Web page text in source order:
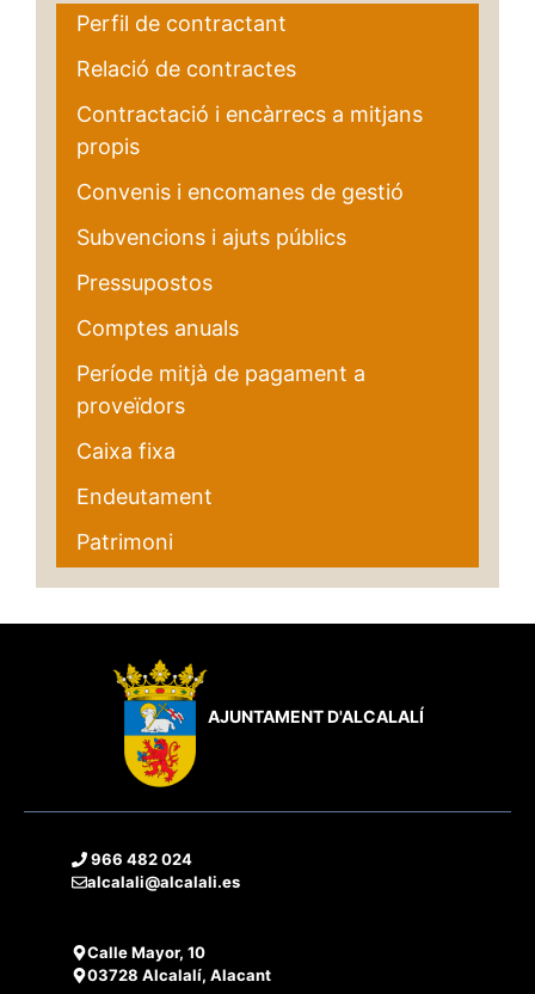
Perfil de contractant
Relació de contractes
Contractació i encàrrecs a mitjans
propis
Convenis i encomanes de gestió
Subvencions i ajuts públics
Pressupostos
Comptes anuals
Període mitjà de pagament a
proveïdors
Caixa fixa
Endeutament
Patrimoni
AJUNTAMENT D'ALCALALÍ
966 482 024
alcalali@alcalali.es
Calle Mayor, 10
03728 Alcalalí, Alacant